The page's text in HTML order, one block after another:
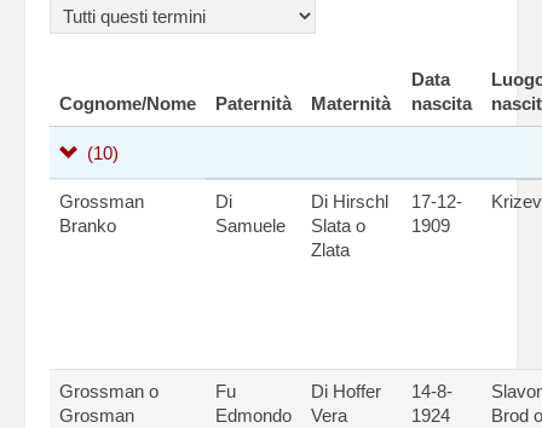
Cognome/Nome Paternità Maternità
Data
nascita
(10)
Grossman
Branko
Di
Samuele
Di Hirschl
Slata o
Zlata
17-12-
1909
Grossman o
Grosman
Fu
Edmondo
Di Hoffer
Vera
14-8-
1924
Brod o